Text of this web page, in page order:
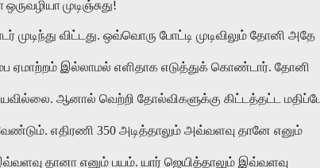
முடிஞ்சுது!
முடிந்து விட்டது. ஒவ்வொரு போட்டி முடிவிலும் தோனி அதே
ஏமாற்றம் இல்லாமல் எளிதாக எடுத்துக் கொண்டார். தோனி
ஆனால் வெற்றி தோல்விகளுக்கு கிட்டத்தட்ட
எதிரணி 350 அடித்தாலும் அவ்வளவு தானே எனும்
தானா எனும் பயம். யார் ஜெயித்தாலும் இவ்வளவு